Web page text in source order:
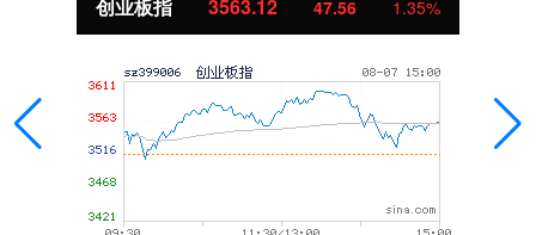
基金指数 7242.10 12.30 0.17%